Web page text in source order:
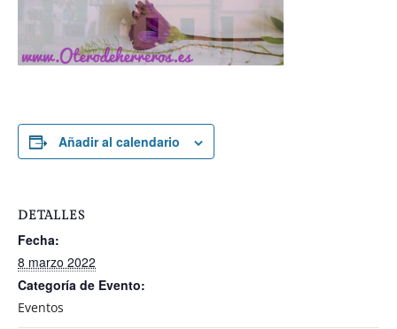
Añadir al calendario
DETALLES
Fecha:
8 marzo 2022
Categoría de Evento:
Eventos